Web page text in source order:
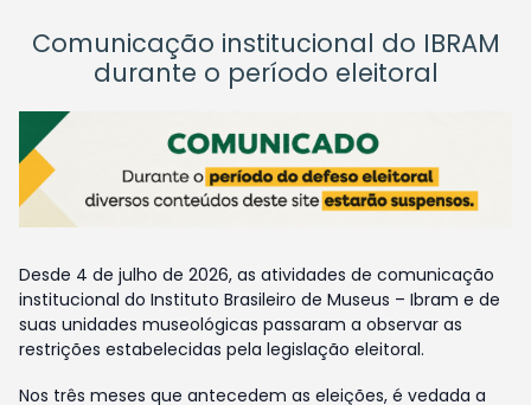
Comunicação institucional do IBRAM
durante o período eleitoral
Desde 4 de julho de 2026, as atividades de comunicação
institucional do Instituto Brasileiro de Museus – Ibram e de
suas unidades museológicas passaram a observar as
restrições estabelecidas pela legislação eleitoral.
Nos três meses que antecedem as eleições, é vedada a